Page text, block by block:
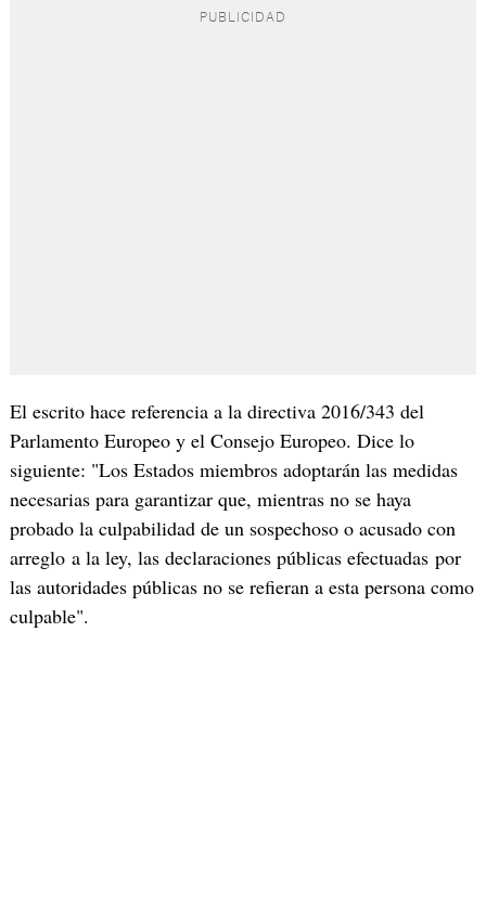
El escrito hace referencia a la directiva 2016/343 del
Parlamento Europeo y el Consejo Europeo. Dice lo
siguiente: "Los Estados miembros adoptarán las medidas
necesarias para garantizar que, mientras no se haya
probado la culpabilidad de un sospechoso o acusado con
arreglo a la ley, las declaraciones públicas efectuadas por
las autoridades públicas no se refieran a esta persona como
culpable".